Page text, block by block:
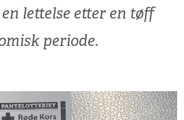
lettelse etter en tøff
periode.